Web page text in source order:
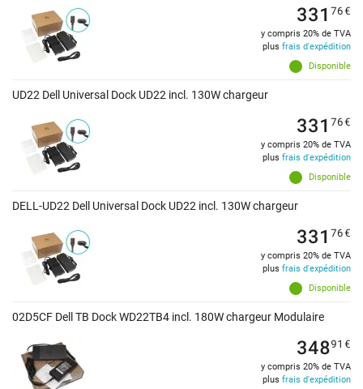
Disponible
331 76€
y compris 20% de TVA
plus frais d'expédition
UD22 Dell Universal Dock UD22 incl. 130W chargeur
Disponible
331 76€
y compris 20% de TVA
plus frais d'expédition
DELL-UD22 Dell Universal Dock UD22 incl. 130W chargeur
Disponible
331 76€
y compris 20% de TVA
plus frais d'expédition
02D5CF Dell TB Dock WD22TB4 incl. 180W chargeur Modulaire
34891 €
y compris 20% de TVA
plus frais d'expédition